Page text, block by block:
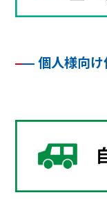
個人様向